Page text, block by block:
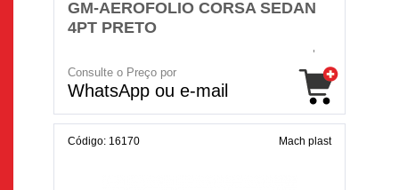
GM-AEROFOLIO CORSA SEDAN
4PT PRETO
Consulte o Preço por
WhatsApp ou e-mail
Código: 16170 Mach plast